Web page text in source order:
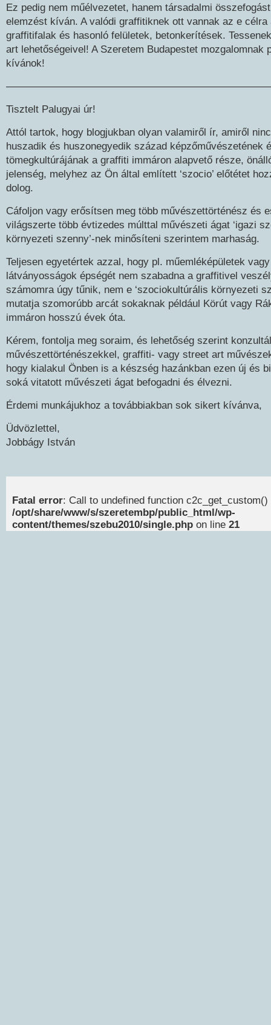
Ez pedig nem műélvezetet, hanem társadalmi
elemzést kíván. A valódi graffitiknek ott vannak az e célra
graffitifalak és hasonló felületek, betonkerítések.
art lehetőségeivel! A Szeretem Budapestet mozgalomnak
kívánok!
Tisztelt Palugyai úr!
Attól tartok, hogy blogjukban olyan valamiről ír, amiről
huszadik és huszonegyedik század képzőművészetének
tömegkultúrájának a graffiti immáron alapvető része,
jelenség, melyhez az Ön által említett ‘szocio’ előtétet
dolog.
Cáfoljon vagy erősítsen meg több művészettörténész és
világszerte több évtizedes múlttal művészeti ágat ‘igazi
környezeti szenny’-nek minősíteni szerintem marhaság.
Teljesen egyetértek azzal, hogy pl. műemléképületek
látványosságok épségét nem szabadna a graffitivel
számomra úgy tűnik, nem e ‘szociokultúrális környezeti
mutatja szomorúbb arcát sokaknak például Körút vagy
immáron hosszú évek óta.
Kérem, fontolja meg soraim, és lehetőség szerint
művészettörténészekkel, graffiti- vagy street art
hogy kialakul Önben is a készség hazánkban ezen új és
soká vitatott művészeti ágat befogadni és élvezni.
Érdemi munkájukhoz a továbbiakban sok sikert kívánva,
Üdvözlettel,
Jobbágy István
Fatal error: Call to undefined function c2c_get_custom()
/opt/share/www/s/szeretembp/public_html/wp-
content/themes/szebu2010/single.php on line 21